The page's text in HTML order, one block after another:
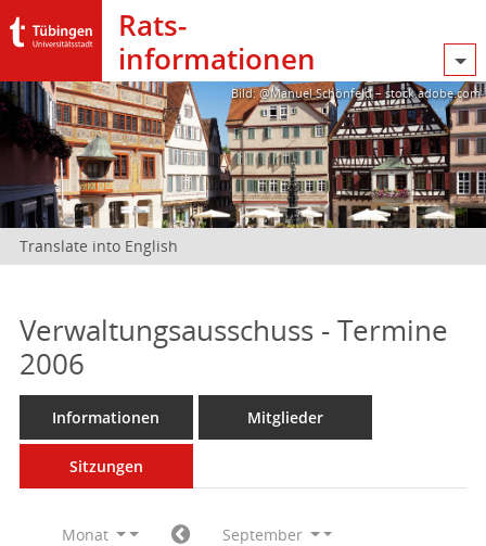
Rats­
informationen
Bild: @Manuel Schönfeld – stock.adobe.com
Translate into English
Verwaltungsausschuss - Termine
2006
Informationen Mitglieder
Sitzungen
Monat
September